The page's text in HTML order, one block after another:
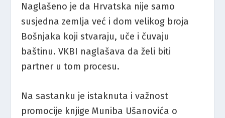
Naglašeno je da Hrvatska nije samo
susjedna zemlja već i dom velikog broja
Bošnjaka koji stvaraju, uče i čuvaju
baštinu. VKBI naglašava da želi biti
partner u tom procesu.
Na sastanku je istaknuta i važnost
promocije knjige Muniba Ušanovića o